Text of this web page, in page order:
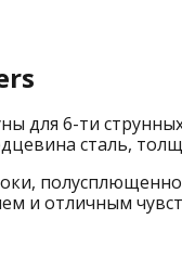
для 6-ти
сталь,
и отличным